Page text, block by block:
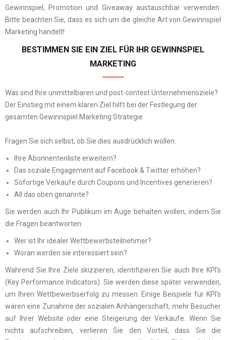
Gewinnspiel, Promotion und Giveaway austauschbar verwenden.
Bitte beachten Sie, dass es sich um die gleiche Art von Gewinnspiel
Marketing handelt!
BESTIMMEN SIE EIN ZIEL FÜR IHR GEWINNSPIEL
MARKETING
Was sind Ihre unmittelbaren und post-contest Unternehmensziele?
Der Einstieg mit einem klaren Ziel hilft bei der Festlegung der
gesamten Gewinnspiel Marketing Strategie.
Fragen Sie sich selbst, ob Sie dies ausdrücklich wollen:
Ihre Abonnentenliste erweitern?
Das soziale Engagement auf Facebook & Twitter erhöhen?
Sofortige Verkäufe durch Coupons und Incentives generieren?
All das oben genannte?
Sie werden auch Ihr Publikum im Auge behalten wollen, indem Sie
die Fragen beantworten:
Wer ist Ihr idealer Wettbewerbsteilnehmer?
Woran werden sie interessiert sein?
Während Sie Ihre Ziele skizzieren, identifizieren Sie auch Ihre KPI’s
(Key Performance Indicators). Sie werden diese später verwenden,
um Ihren Wettbewerbserfolg zu messen. Einige Beispiele für KPI’s
wären eine Zunahme der sozialen Anhängerschaft, mehr Besucher
auf Ihrer Website oder eine Steigerung der Verkäufe. Wenn Sie
nichts aufschreiben, verlieren Sie den Vorteil, dass Sie die